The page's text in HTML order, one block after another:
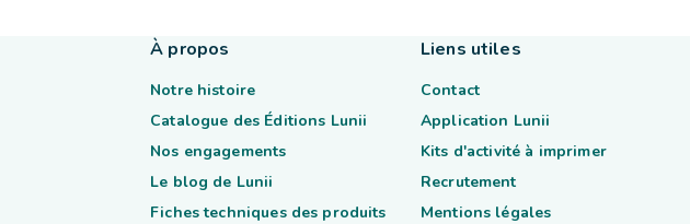
À propos
Notre histoire
Catalogue des Éditions Lunii
Nos engagements
Le blog de Lunii
Fiches techniques des produits
Liens utiles
Contact
Application Lunii
Kits d'activité à imprimer
Recrutement
Mentions légales